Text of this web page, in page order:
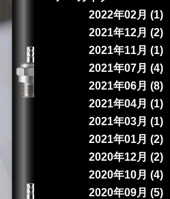
2022年02月 (1)
2021年12月 (2)
2021年11月 (1)
2021年07月 (4)
2021年06月 (8)
2021年04月 (1)
2021年03月 (1)
2021年01月 (2)
2020年12月 (2)
2020年10月 (4)
2020年09月 (5)